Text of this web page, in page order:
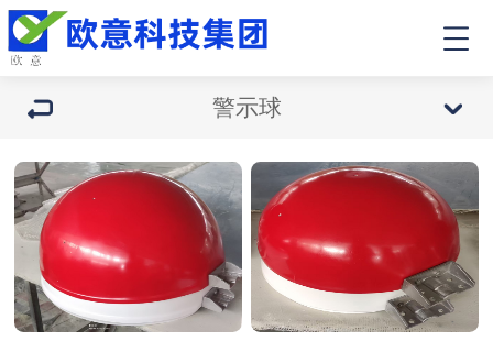
警示球